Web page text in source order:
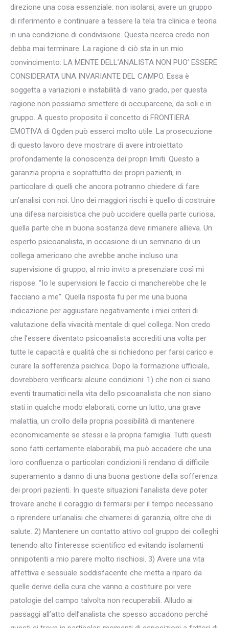
direzione una cosa essenziale: non isolarsi, avere un gruppo
di riferimento e continuare a tessere la tela tra clinica e teoria
in una condizione di condivisione. Questa ricerca credo non
debba mai terminare. La ragione di ciò sta in un mio
convincimento: LA MENTE DELL’ANALISTA NON PUO’ ESSERE
CONSIDERATA UNA INVARIANTE DEL CAMPO. Essa è
soggetta a variazioni e instabilità di vario grado, per questa
ragione non possiamo smettere di occuparcene, da soli e in
gruppo. A questo proposito il concetto di FRONTIERA
EMOTIVA di Ogden può esserci molto utile. La prosecuzione
di questo lavoro deve mostrare di avere introiettato
profondamente la conoscenza dei propri limiti. Questo a
garanzia propria e soprattutto dei propri pazienti, in
particolare di quelli che ancora potranno chiedere di fare
un’analisi con noi. Uno dei maggiori rischi è quello di costruire
una difesa narcisistica che può uccidere quella parte curiosa,
quella parte che in buona sostanza deve rimanere allieva. Un
esperto psicoanalista, in occasione di un seminario di un
collega americano che avrebbe anche incluso una
supervisione di gruppo, al mio invito a presenziare così mi
rispose: “Io le supervisioni le faccio ci mancherebbe che le
facciano a me”. Quella risposta fu per me una buona
indicazione per aggiustare negativamente i miei criteri di
valutazione della vivacità mentale di quel collega. Non credo
che l’essere diventato psicoanalista accrediti una volta per
tutte le capacità e qualità che si richiedono per farsi carico e
curare la sofferenza psichica. Dopo la formazione ufficiale,
dovrebbero verificarsi alcune condizioni: 1) che non ci siano
eventi traumatici nella vita dello psicoanalista che non siano
stati in qualche modo elaborati, come un lutto, una grave
malattia, un crollo della propria possibilità di mantenere
economicamente se stessi e la propria famiglia. Tutti questi
sono fatti certamente elaborabili, ma può accadere che una
loro confluenza o particolari condizioni li rendano di difficile
superamento a danno di una buona gestione della sofferenza
dei propri pazienti. In queste situazioni l’analista deve poter
trovare anche il coraggio di fermarsi per il tempo necessario
o riprendere un’analisi che chiamerei di garanzia, oltre che di
salute. 2) Mantenere un contatto attivo col gruppo dei colleghi
tenendo alto l’interesse scientifico ed evitando isolamenti
onnipotenti a mio parere molto rischiosi. 3) Avere una vita
affettiva e sessuale soddisfacente che metta a riparo da
quelle derive della cura che vanno a costituire poi vere
patologie del campo talvolta non recuperabili. Alludo ai
passaggi all’atto dell’analista che spesso accadono perché